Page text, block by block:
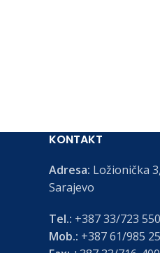
KONTAKT
Adresa: Ložionička
Sarajevo
Tel.: +387 33/723 550
Mob.: +387 61/985